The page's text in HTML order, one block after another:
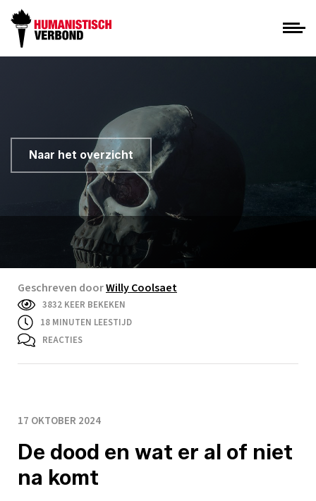
Naar het overzicht
Geschreven doorWilly Coolsaet
3832 KEER BEKEKEN
18 MINUTEN LEESTIJD
REACTIES
17 OKTOBER 2024
De dood en wat er al of niet
na komt